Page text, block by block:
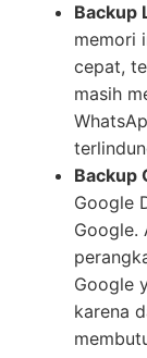
Backup
memori
cepat,
masih
Backup
Google
Google.
Google
karena